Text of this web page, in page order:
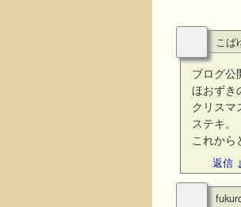
こば
ブログ公
ほおずき
クリスマ
ステキ。
これから
返信